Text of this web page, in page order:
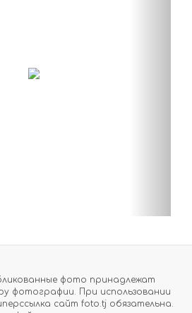
фото принадлежат
фотографии. При использовании
сайт foto.tj обязательна.